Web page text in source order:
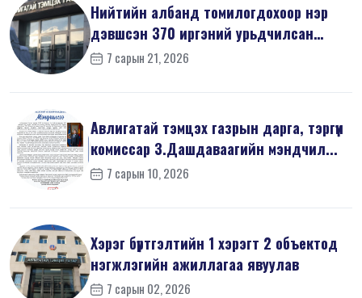
Нийтийн албанд томилогдохоор нэр
дэвшсэн 370 иргэний урьдчилсан
мэдүүл...
7 сарын 21, 2026
Авлигатай тэмцэх газрын дарга, тэргүүн
комиссар З.Дашдаваагийн мэндчил...
7 сарын 10, 2026
Хэрэг бүртгэлтийн 1 хэрэгт 2 объектод
нэгжлэгийн ажиллагаа явуулав
7 сарын 02, 2026